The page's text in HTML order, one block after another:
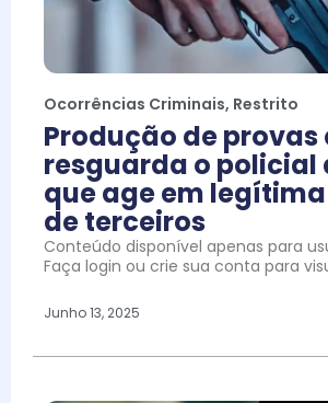
Ocorrências Criminais, Restrito
Produção de provas
resguarda o policial
que age em
de terceiros
Conteúdo disponível apenas para
Faça login ou crie sua conta para
Junho 13, 2025